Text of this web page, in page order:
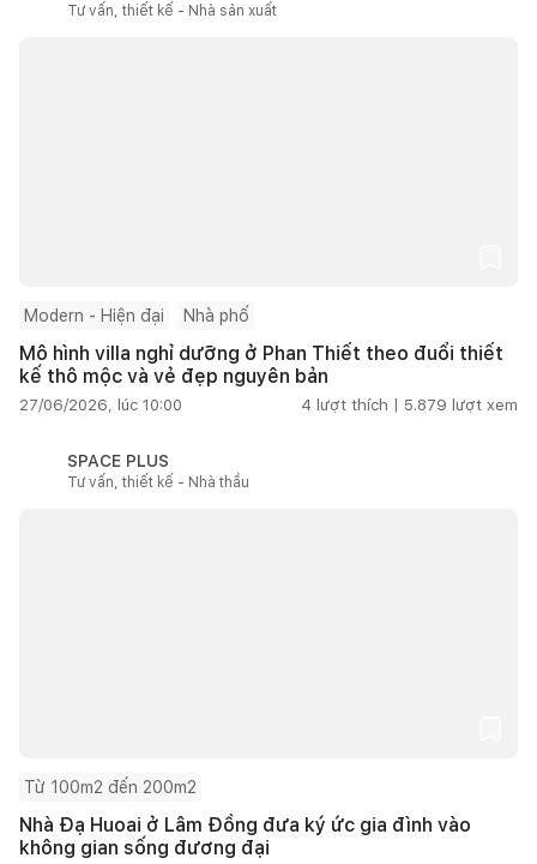
Tư vấn, thiết kế - Nhà sản xuất
Modern - Hiện đại Nhà phố
Mô hình villa nghỉ dưỡng ở Phan Thiết theo đuổi thiết
kế thô mộc và vẻ đẹp nguyên bản
27/06/2026, lúc 10:00 4 lượt thích | 5.879 lượt xem
SPACE PLUS
Tư vấn, thiết kế - Nhà thầu
Từ 100m2 đến 200m2
Nhà Đạ Huoai ở Lâm Đồng đưa ký ức gia đình vào
không gian sống đương đại